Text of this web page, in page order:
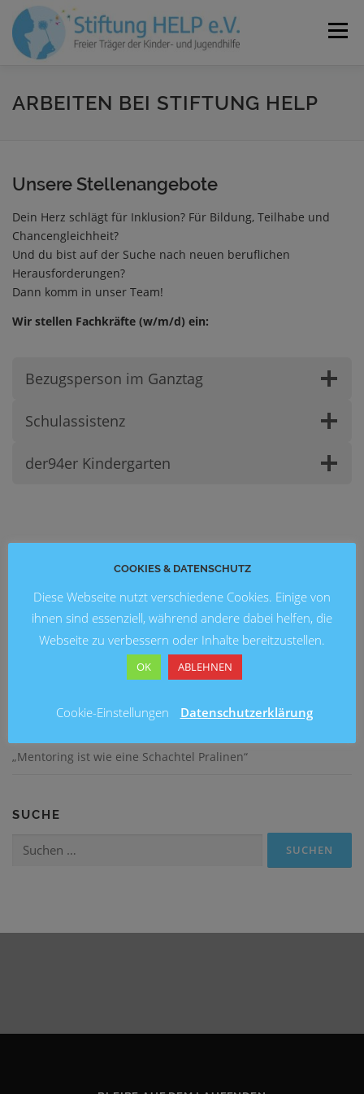
Zum
Inhalt
springen
Menü
VEREIN NEUIGKEITEN JOBS KONTAKT
ARBEITEN BEI STIFTUNG HELP
Unsere Stellenangebote
Dein Herz schlägt für Inklusion? Für Bildung, Teilhabe und
Chancengleichheit?
Und du bist auf der Suche nach neuen beruflichen
Herausforderungen?
Dann komm in unser Team!
Wir stellen Fachkräfte (w/m/d) ein:
Bezugsperson im Ganztag
Schulassistenz
der94er Kindergarten
Blick in die Zukunft: Kunstausstellung 2026 an der
Grundschule Marienwerder
Ein fröhliches Schulfest an der Brüder-Grimm-Schule
Lesung mit Ingo Siegner an der Grundschule Mühlenberg
„Mentoring ist wie eine Schachtel Pralinen“
SUCHE
Suchen
COOKIES & DATENSCHUTZ
Diese Webseite nutzt verschiedene Cookies. Einige von
ihnen sind essenziell, während andere dabei helfen, die
Webseite zu verbessern oder Inhalte bereitzustellen.
OK ABLEHNEN
Cookie-Einstellungen Datenschutzerklärung